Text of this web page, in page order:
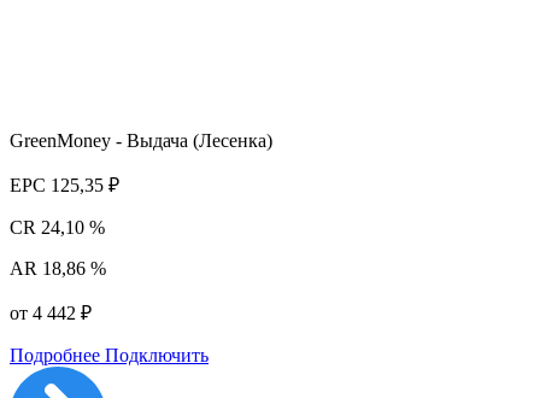
GreenMoney - Выдача (Лесенка)
EPC 125,35 ₽
CR 24,10 %
AR 18,86 %
от 4 442 ₽
Подробнее Подключить